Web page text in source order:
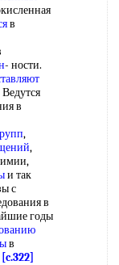
в
- ности.
в
,
,
и так
с
в
годы
в
[c.322]